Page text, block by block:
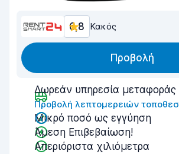
6,8 Κακός
Προβολή
Δωρεάν υπηρεσία μεταφοράς
Προβολή λεπτομερειών
Μικρό ποσό ως εγγύηση
Άμεση Επιβεβαίωση!
Απεριόριστα χιλιόμετρα